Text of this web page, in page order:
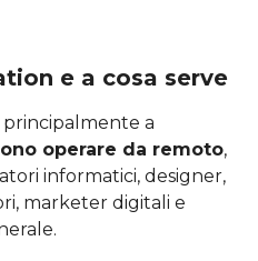
e a cosa serve
principalmente a
operare da remoto,
informatici, designer,
marketer digitali e